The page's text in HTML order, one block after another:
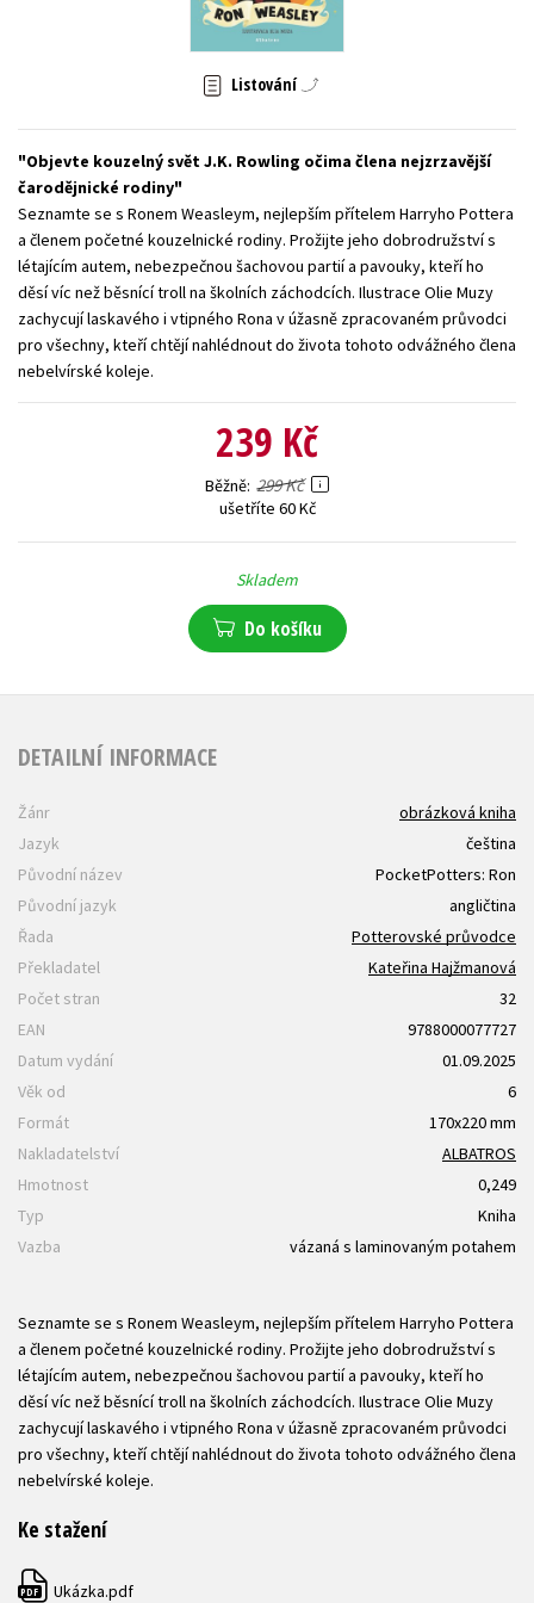
Zahraniční literatura
Všechny tituly
Listování
Objevte kouzelný svět J.K. Rowling očima člena nejzrzavější
čarodějnické rodiny
Seznamte se s Ronem Weasleym, nejlepším přítelem Harryho Pottera
a členem početné kouzelnické rodiny. Prožijte jeho dobrodružství s
létajícím autem, nebezpečnou šachovou partií a pavouky, kteří ho
děsí víc než běsnící troll na školních záchodcích. Ilustrace Olie Muzy
zachycují laskavého i vtipného Rona v úžasně zpracovaném průvodci
pro všechny, kteří chtějí nahlédnout do života tohoto odvážného člena
nebelvírské koleje.
239 Kč
Běžně 299 Kč
ušetříte 60 Kč
Skladem
Do košíku
DETAILNÍ INFORMACE
Žánr
obrázková kniha
Jazyk
čeština
Původní název
PocketPotters: Ron
Původní jazyk
angličtina
Řada
Potterovské průvodce
Překladatel
Kateřina Hajžmanová
Počet stran
32
EAN
9788000077727
Datum vydání
01.09.2025
Věk od
6
Formát
170x220 mm
Nakladatelství
ALBATROS
Hmotnost
0,249
Typ
Kniha
Vazba
vázaná s laminovaným potahem
Seznamte se s Ronem Weasleym, nejlepším přítelem Harryho Pottera
a členem početné kouzelnické rodiny. Prožijte jeho dobrodružství s
létajícím autem, nebezpečnou šachovou partií a pavouky, kteří ho
děsí víc než běsnící troll na školních záchodcích. Ilustrace Olie Muzy
zachycují laskavého i vtipného Rona v úžasně zpracovaném průvodci
pro všechny, kteří chtějí nahlédnout do života tohoto odvážného člena
nebelvírské koleje.
Ke stažení
PDF Ukázka.pdf